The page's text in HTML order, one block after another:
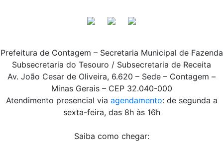
Prefeitura de Contagem – Secretaria Municipal de Fazenda
Subsecretaria do Tesouro / Subsecretaria de Receita
Av. João Cesar de Oliveira, 6.620 – Sede – Contagem –
Minas Gerais – CEP 32.040-000
Atendimento presencial via agendamento: de segunda a
sexta-feira, das 8h às 16h
Saiba como chegar: